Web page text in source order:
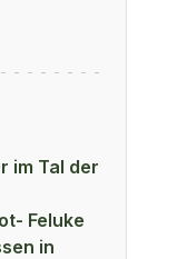
im Tal der
Feluke
in